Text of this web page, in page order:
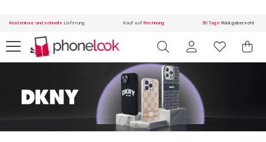
Kostenlose und schnelleLieferung Kauf auf Rechnung 30 TageRückgaberecht